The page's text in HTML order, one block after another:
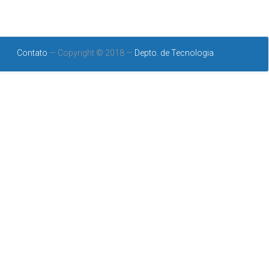
Contato — Copyright © 2018 — Depto. de Tecnologia